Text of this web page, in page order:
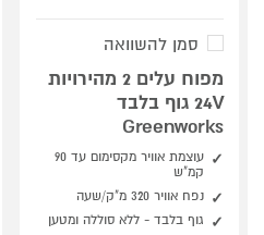
סמן להשוואה
מפוח עלים 2 מהירויות
24V גוף בלבד
Greenworks
עוצמת אוויר מקסימום עד 90
קמ"ש
נפח אוויר 320 מ"ק/שעה
גוף בלבד - ללא סוללה ומטען